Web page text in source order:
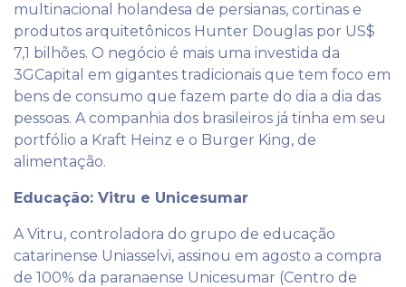
multinacional holandesa de persianas, cortinas e
produtos arquitetônicos Hunter Douglas por US$
7,1 bilhões. O negócio é mais uma investida da
3GCapital em gigantes tradicionais que tem foco em
bens de consumo que fazem parte do dia a dia das
pessoas. A companhia dos brasileiros já tinha em seu
portfólio a Kraft Heinz e o Burger King, de
alimentação.
Educação: Vitru e Unicesumar
A Vitru, controladora do grupo de educação
catarinense Uniasselvi, assinou em agosto a compra
de 100% da paranaense Unicesumar (Centro de